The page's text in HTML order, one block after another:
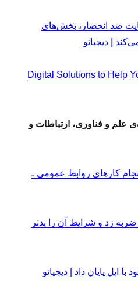
ضد انحصار، بخش‌های
| دیجیاتو
5 Digital Solutions to Help
علم و فناوری، ارتباطات و
انجام کارهای روابط عمومی ـ
زد و شرایط آن را بدتر
اپل پایان داد | دیجیاتو